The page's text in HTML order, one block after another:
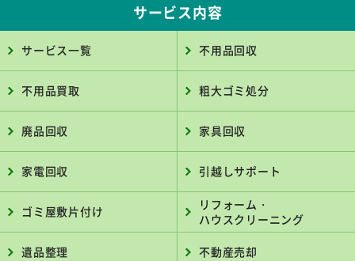
サービス内容
サービス一覧 不用品回収
不用品買取 粗大ゴミ処分
廃品回収 家具回収
家電回収 引越しサポート
ゴミ屋敷片付け
リフォーム・
ハウスクリーニング
遺品整理 不動産売却